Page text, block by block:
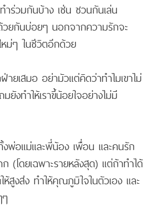
ำร่วมกันบ้าง เช่น ชวนกันเล่น
ยกันบ่อยๆ นอกจากความรักจะ
หม่ๆ ในชีวิตอีกด้วย
ยเสมอ อย่ามัวแต่คิดว่าทำไมเขาไม่
มยังทำให้เราขี้น้อยใจอย่างไม่มี
งพ่อแม่และพี่น้อง เพื่อน และคนรัก
(โดยเฉพาะรายหลังสุด) แต่ถ้าทำได้
สูงส่ง ทำให้คุณภูมิใจในตัวเอง และ